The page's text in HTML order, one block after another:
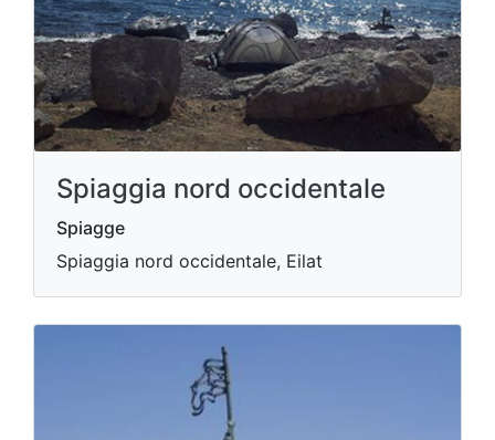
Spiaggia nord occidentale
Spiagge
Spiaggia nord occidentale, Eilat